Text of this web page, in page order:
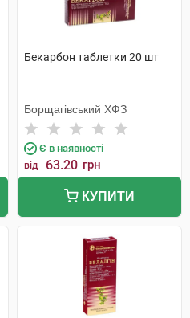
Бекарбон таблетки 20 шт
Борщагівський ХФЗ
Є в наявності
від 63.20 грн
КУПИТИ